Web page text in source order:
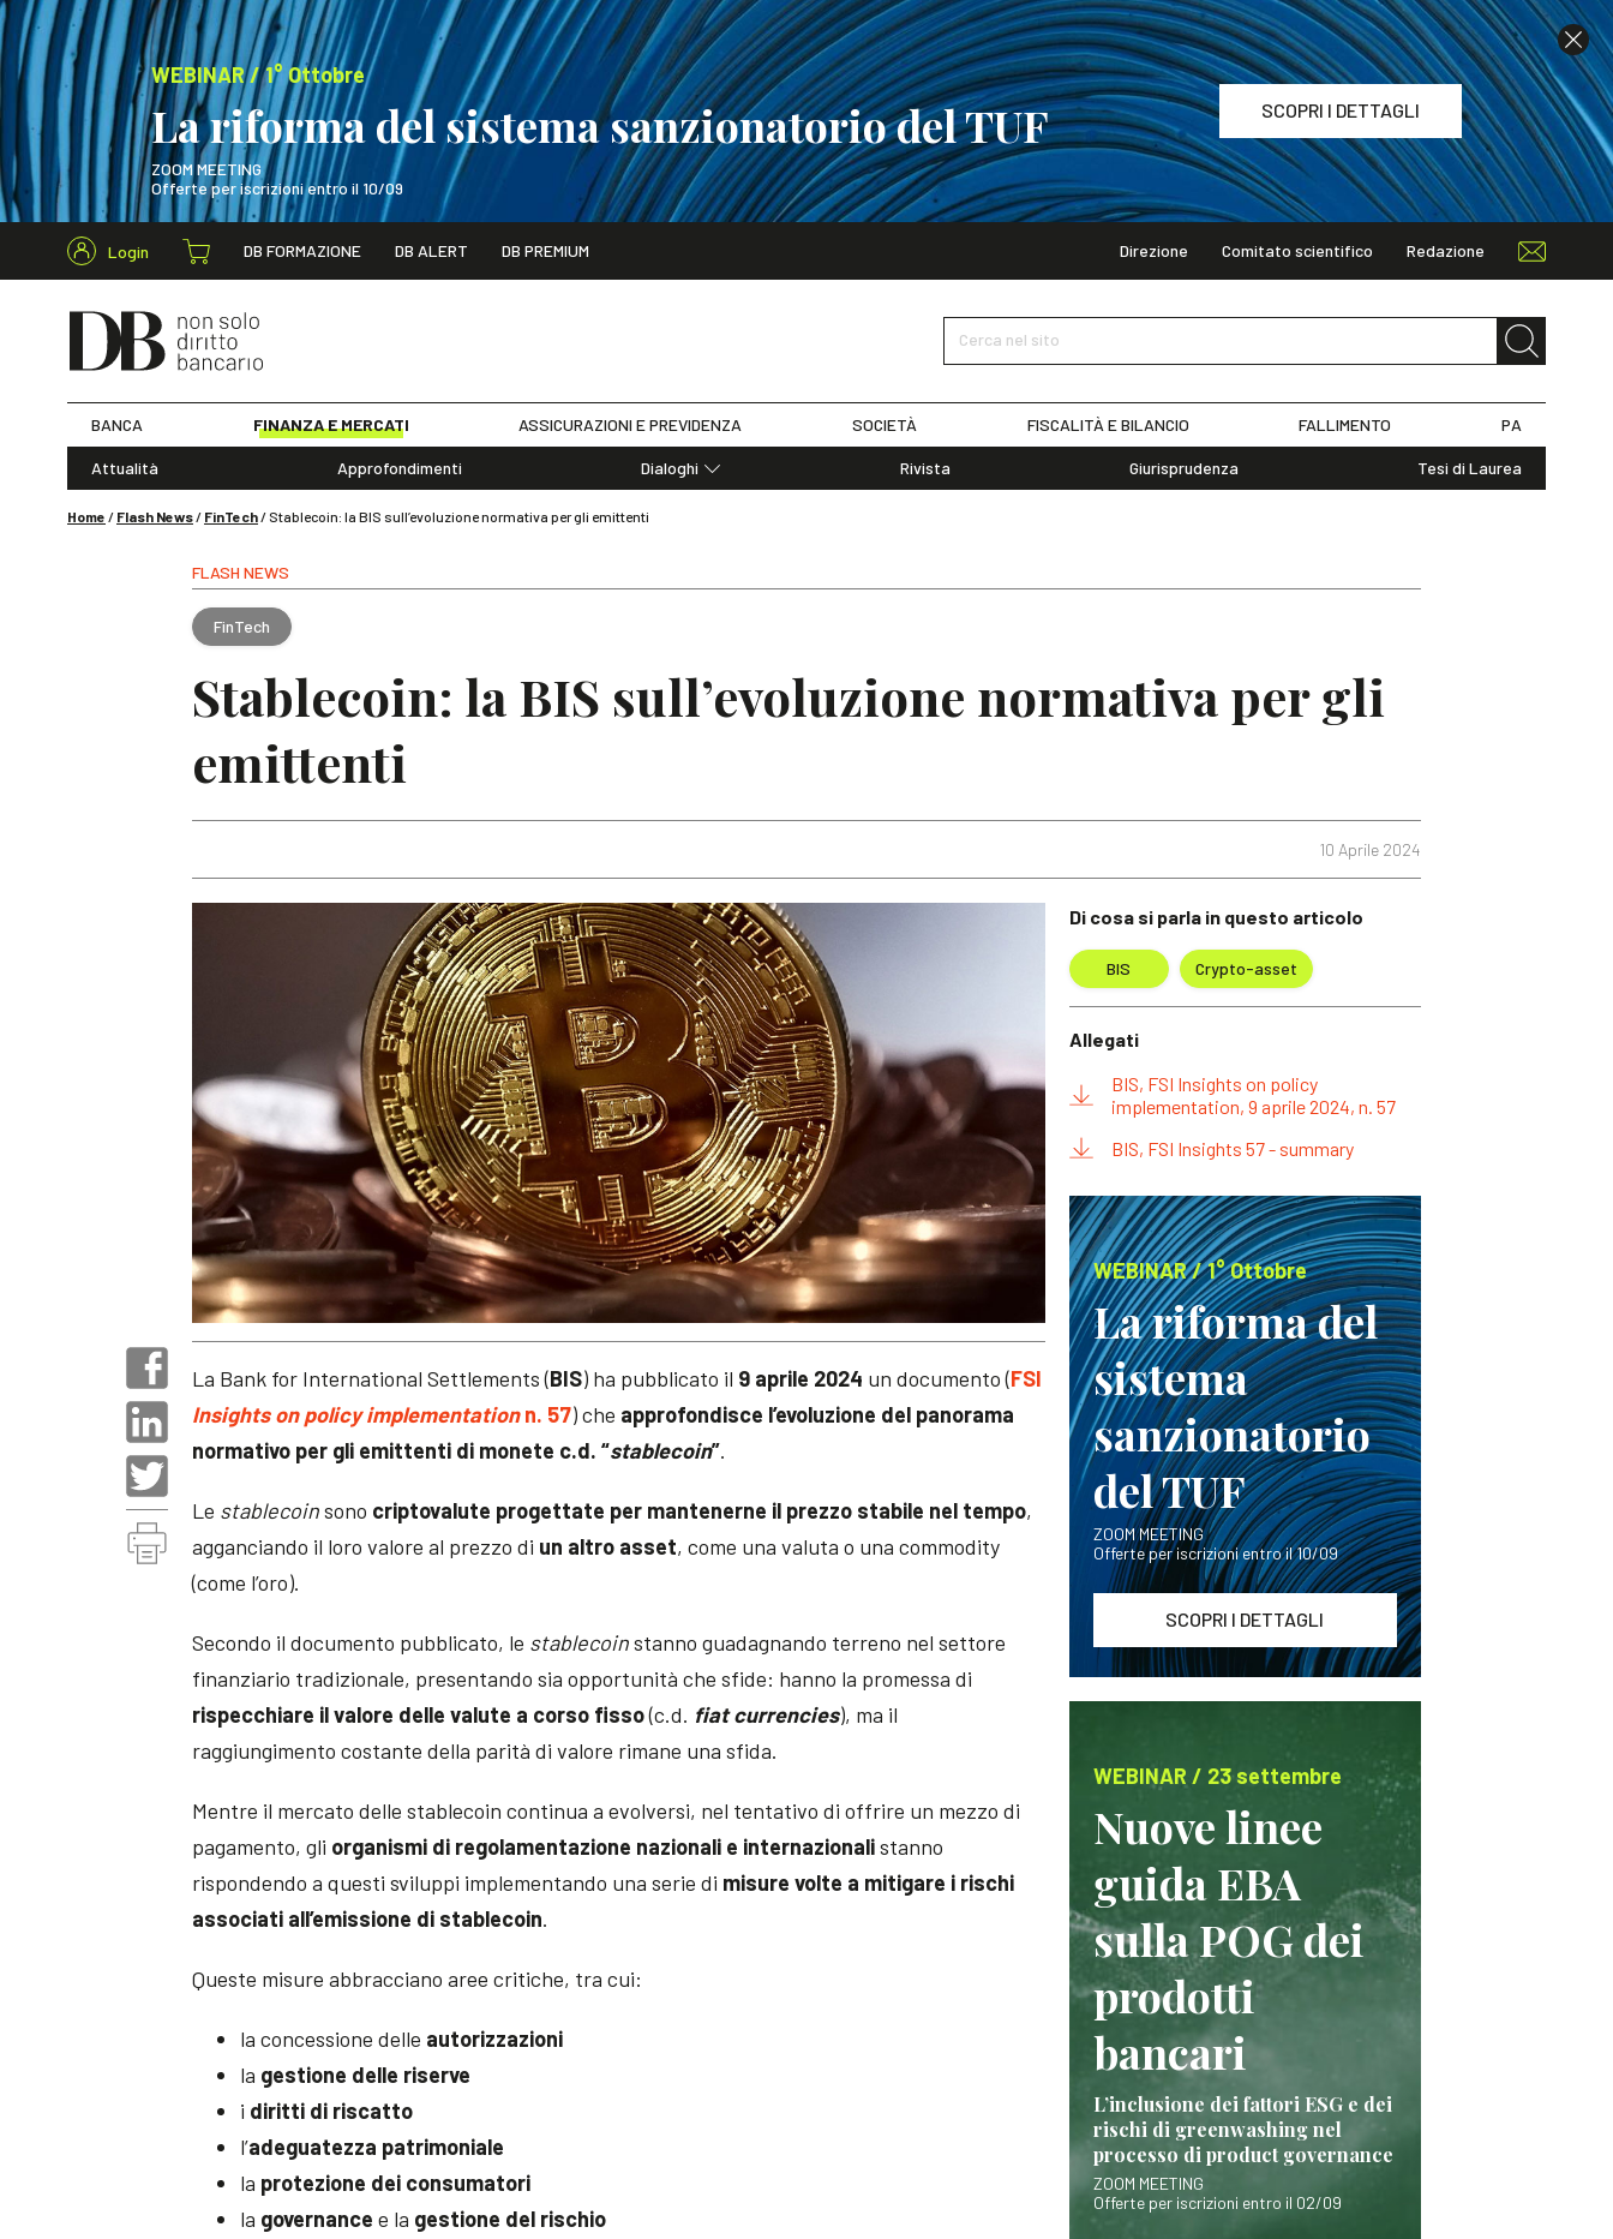
WEBINAR / 1° Ottobre
La riforma del sistema sanzionatorio del TUF
ZOOM MEETING
Offerte per iscrizioni entro il 10/09
SCOPRI I DETTAGLI
WEBINAR / 1° Ottobre
Login DB FORMAZIONE DB ALERT DB PREMIUM Direzione Comitato scientifico Redazione
Cerca nel sito
BANCA FINANZA E MERCATI ASSICURAZIONI E PREVIDENZA SOCIETÀ FISCALITÀ E BILANCIO FALLIMENTO PA
Attualità Approfondimenti
Dialoghi
Rivista Giurisprudenza Tesi di Laurea
Home / Flash News/ FinTech/ Stablecoin: la BIS sull’evoluzione normativa per gli emittenti
FLASH NEWS
FinTech
Stablecoin: la BIS sull’evoluzione normativa per gli
emittenti
10 Aprile 2024
La Bank for International Settlements (BIS) ha pubblicato il 9 aprile 2024 un documento (FSI
Insights on policy implementationn. 57) che approfondisce l’evoluzione del panorama
normativo per gli emittenti di monete c.d. “stablecoin”.
Le stablecoinsono criptovalute progettate per mantenerne il prezzo stabile nel tempo,
agganciando il loro valore al prezzo di un altro asset, come una valuta o una commodity
(come l’oro).
Secondo il documento pubblicato, le stablecoinstanno guadagnando terreno nel settore
finanziario tradizionale, presentando sia opportunità che sfide: hanno la promessa di
rispecchiare il valore delle valute a corso fisso(c.d. fiat currencies), ma il
raggiungimento costante della parità di valore rimane una sfida.
Mentre il mercato delle stablecoin continua a evolversi, nel tentativo di offrire un mezzo di
pagamento, gli organismi di regolamentazione nazionali e internazionalistanno
rispondendo a questi sviluppi implementando una serie di misure volte a mitigare i rischi
associati all’emissione di stablecoin.
Queste misure abbracciano aree critiche, tra cui:
la concessione delle autorizzazioni
la gestione delle riserve
i diritti di riscatto
l’adeguatezza patrimoniale
la protezione dei consumatori
la governance e la gestione del rischio
Di cosa si parla in questo articolo
BIS Crypto-asset
Allegati
BIS, FSI Insights on policy
implementation, 9 aprile 2024, n. 57
BIS, FSI Insights 57 - summary
WEBINAR / 1° Ottobre
La riforma del
sistema
sanzionatorio
del TUF
ZOOM MEETING
Offerte per iscrizioni entro il 10/09
SCOPRI I DETTAGLI
WEBINAR / 23 settembre
Nuove linee
guida EBA
sulla POG dei
prodotti
bancari
L’inclusione dei fattori ESG e dei
rischi di greenwashing nel
processo di product governance
ZOOM MEETING
Offerte per iscrizioni entro il 02/09